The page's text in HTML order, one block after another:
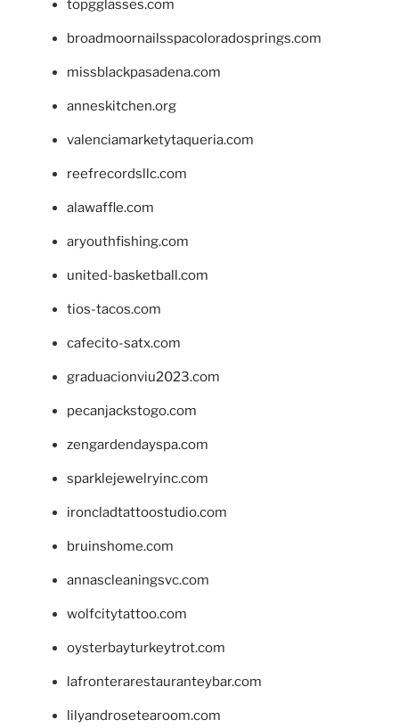
topgglasses.com
broadmoornailsspacoloradosprings.com
missblackpasadena.com
anneskitchen.org
valenciamarketytaqueria.com
reefrecordsllc.com
alawaffle.com
aryouthfishing.com
united-basketball.com
tios-tacos.com
cafecito-satx.com
graduacionviu2023.com
pecanjackstogo.com
zengardendayspa.com
sparklejewelryinc.com
ironcladtattoostudio.com
bruinshome.com
annascleaningsvc.com
wolfcitytattoo.com
oysterbayturkeytrot.com
lafronterarestauranteybar.com
lilyandrosetearoom.com